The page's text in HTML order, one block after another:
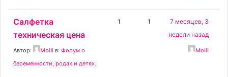
Салфетка
техническая цена
Автор: Molli в: Форум о
беременности, родах и детях.
1 1
7 месяцев, 3
недели назад
Molli